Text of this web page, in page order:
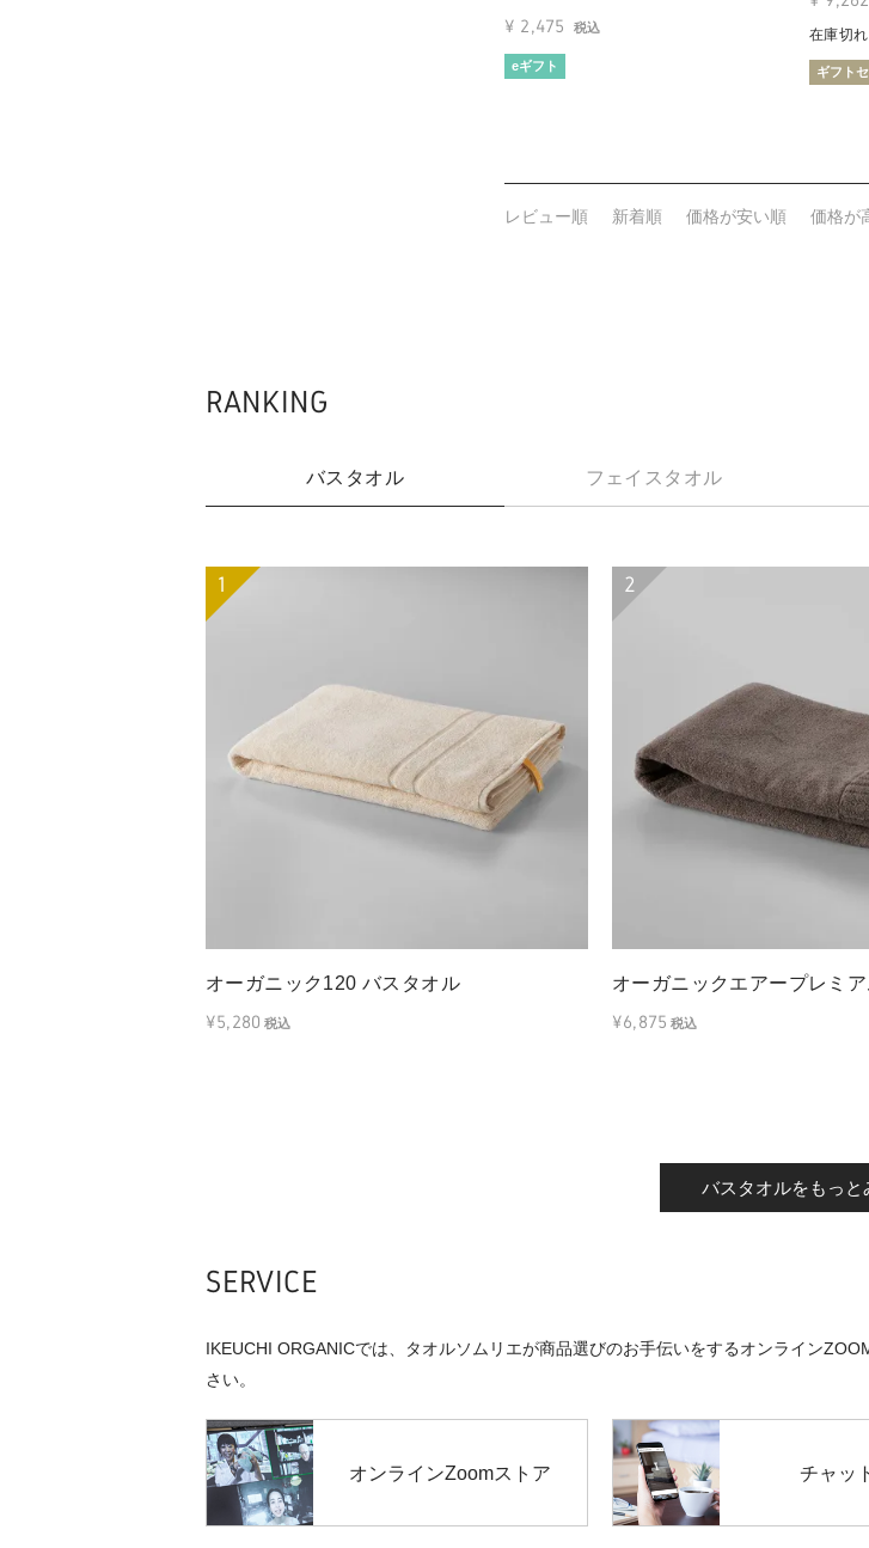
¥ 2,475 税込
eギフト
在庫切れ
ギフト
レビュー順 新着順 価格が安い順
価格が
RANKING
バスタオル フェイスタオル
オーガニック120 バスタオル
¥5,280 税込
オーガニックエアープレミ
¥6,875 税込
バスタオルをもっと
SERVICE
IKEUCHI ORGANICでは、タオルソムリエが商品選びのお手伝いをするオンライン
さい。
オンラインZoomストア チャッ